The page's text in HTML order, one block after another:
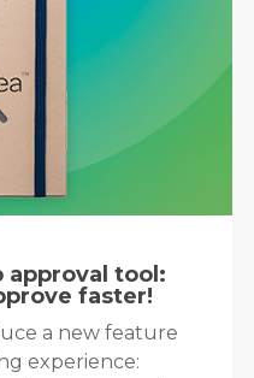
approval tool:
faster!
a new feature
experience: